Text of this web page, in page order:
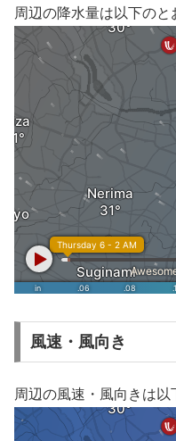
周辺の降水量は以下のと
風速・風向き
周辺の風速・風向きは以